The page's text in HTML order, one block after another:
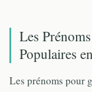
Les
Populaires
Les prénoms pour